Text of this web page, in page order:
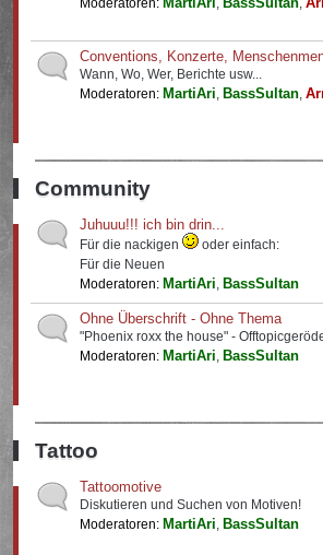
Moderatoren:
, ,
Conventions, Konzerte,
Wann, Wo, Wer, Berichte usw...
Moderatoren: MartiAri, BassSultan,
Community
Juhuuu!!! ich bin drin...
Für die nackigen
oder einfach:
Für die Neuen
Moderatoren: MartiAri, BassSultan
Ohne Überschrift - Ohne Thema
"Phoenix roxx the house" -
Moderatoren: MartiAri, BassSultan
Tattoo
Tattoomotive
Diskutieren und Suchen von Motiven!
Moderatoren: MartiAri, BassSultan